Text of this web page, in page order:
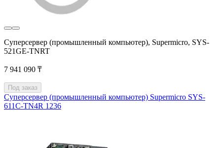
Суперсервер (промышленный компьютер), Supermicro, SYS-
521GE-TNRT
7 941 090 ₸
Под заказ
Суперсервер (промышленный компьютер) Supermicro SYS-
611C-TN4R 1236